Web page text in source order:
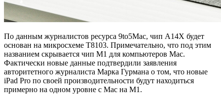
По данным журналистов ресурса 9to5Mac, чип A14X будет
основан на микросхеме T8103. Примечательно, что под этим
названием скрывается чип M1 для компьютеров Mac.
Фактически новые данные подтвердили заявления
авторитетного журналиста Марка Гурмана о том, что новые
iPad Pro по своей производительности будут находиться
примерно на одном уровне с Mac на M1.